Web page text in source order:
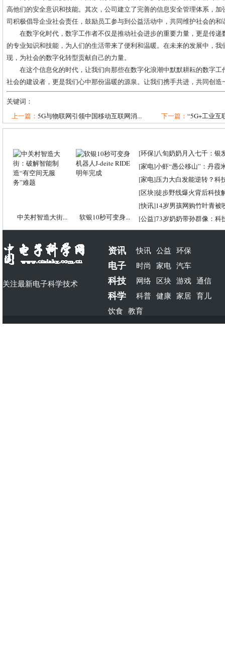
高他们的安全意识和技能。其次，公司建立了完善的信息安全管理体系，
司积极倡导企业社会责任，鼓励员工参与到公益活动中，共同维护社会的和
在数字化时代，数字工作者不仅是推动社会进步的重要力量，更是传
的专业知识和技能，为人们的生活带来了便利和温暖。在未来的发展中，
现，为社会的数字化转型贡献自己的力量。
在这个信息化的时代，让我们向那些在数字化浪潮中默默耕耘的数字
社会的建设者，更是我们心中那份温暖的源泉。让我们携手共进，共同创造
关键词：
上一篇： 5G与物联网引领中国移动互联网消... 下一篇： “5G+工业互
中关村智造大街... 软银10秒可变身...
[环保]八旬奶奶月入七千：银
[家电]小虾“愚公移山”：丹霞
[家电]压力大白发能逆转？科
[区块]徒步野线爆火背后科技
[快讯]14岁男孩网购竹叶青被
[公益]73岁奶奶带孙群像：科
关注最新电子科学技术
资讯 快讯 公益 环保
电子 时尚 家电 汽车
科技 网络 区块 游戏 通信
科学 科普 健康 家居 育儿
饮食 教育